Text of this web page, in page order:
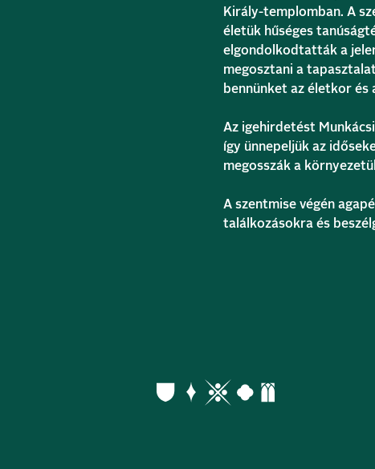
Király-templomban. A
életük hűséges
elgondolkodtatták a
megosztani a
bennünket az életkor és
Az igehirdetést
így ünnepeljük az
megosszák a
A szentmise végén
találkozásokra és